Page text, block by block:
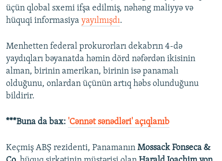
üçün qlobal sxemi ifşa edilmiş, nəhəng maliyyə və
hüquqi informasiya yayılmışdı.
Menhetten federal prokurorları dekabrın 4-də
yaydıqları bəyanatda həmin dörd nəfərdən ikisinin
alman, birinin amerikan, birinin isə panamalı
olduğunu, onlardan üçünün artıq həbs olunduğunu
bildirir.
***Buna da bax: 'Cənnət sənədləri' açıqlanıb
Keçmiş ABŞ rezidenti, Panamanın Mossack Fonseca &